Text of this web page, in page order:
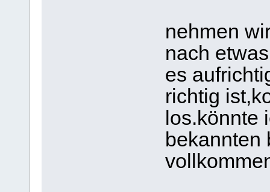
nehmen
nach
es
richtig
los.könnte
bekannten